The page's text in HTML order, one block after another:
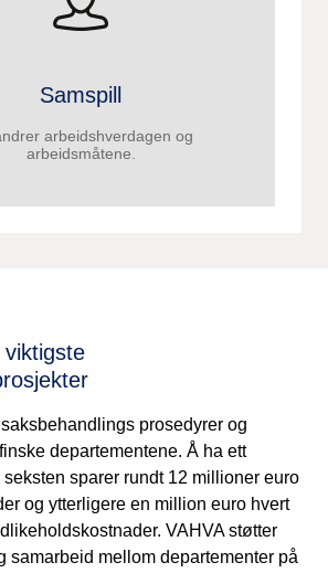
Samspill
arbeidshverdagen og
arbeidsmåtene.
viktigste
prosedyrer og
departementene. Å ha ett
sparer rundt 12 millioner euro
og ytterligere en million euro hvert
VAHVA støtter
samarbeid mellom departementer på